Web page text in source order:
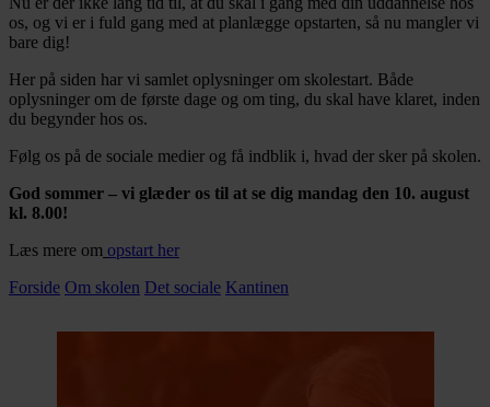
os, og vi er i fuld gang med at planlægge opstarten, så nu mangler vi
bare dig!
Her på siden har vi samlet oplysninger om skolestart. Både
oplysninger om de første dage og om ting, du skal have klaret, inden
du begynder hos os.
Følg os på de sociale medier og få indblik i, hvad der sker på skolen.
God sommer – vi glæder os til at se dig mandag den 10. august
kl. 8.00!
Læs mere om opstart her
Forside Om skolen Det sociale Kantinen